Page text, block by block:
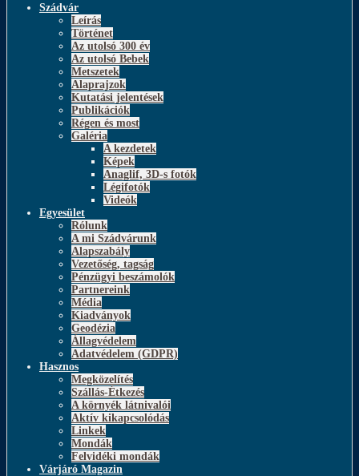
Szádvár
Leírás
Történet
Az utolsó 300 év
Az utolsó Bebek
Metszetek
Alaprajzok
Kutatási jelentések
Publikációk
Régen és most
Galéria
A kezdetek
Képek
Anaglif, 3D-s fotók
Légifotók
Videók
Egyesület
Rólunk
A mi Szádvárunk
Alapszabály
Vezetőség, tagság
Pénzügyi beszámolók
Partnereink
Média
Kiadványok
Geodézia
Állagvédelem
Adatvédelem (GDPR)
Hasznos
Megközelítés
Szállás-Étkezés
A környék látnivalói
Aktív kikapcsolódás
Linkek
Mondák
Felvidéki mondák
Várjáró Magazin